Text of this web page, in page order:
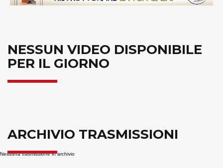
NESSUN VIDEO DISPONIBILE
PER IL GIORNO
ARCHIVIO TRASMISSIONI
Nessuna trasmissione in archivio